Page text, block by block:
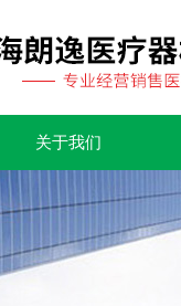
关于我们